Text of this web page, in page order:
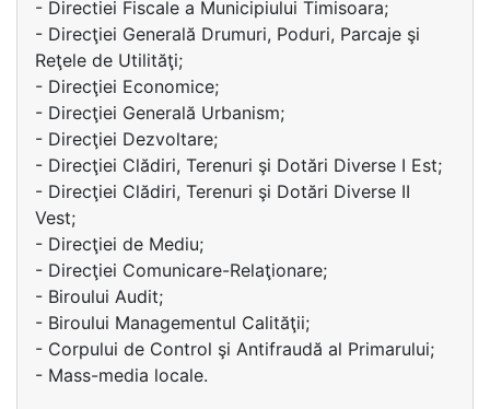
- Directiei Fiscale a Municipiului Timisoara;
- Direcţiei Generală Drumuri, Poduri, Parcaje şi
Reţele de Utilităţi;
- Direcţiei Economice;
- Direcţiei Generală Urbanism;
- Direcţiei Dezvoltare;
- Direcţiei Clădiri, Terenuri şi Dotări Diverse I Est;
- Direcţiei Clădiri, Terenuri şi Dotări Diverse II
Vest;
- Direcţiei de Mediu;
- Direcţiei Comunicare-Relaţionare;
- Biroului Audit;
- Biroului Managementul Calităţii;
- Corpului de Control şi Antifraudă al Primarului;
- Mass-media locale.